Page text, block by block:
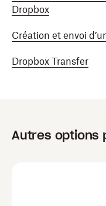
Dropbox
Création et envoi
Dropbox Transfer
Autres options